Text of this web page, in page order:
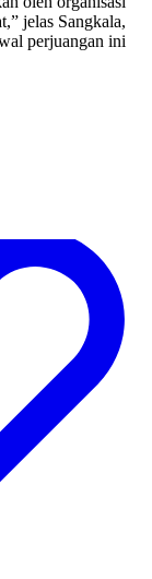
jelas Sangkala,
perjuangan ini